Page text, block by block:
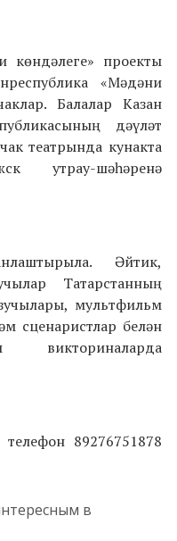
проекты
«Мәдәни
Балалар Казан
дәүләт
театрында кунакта
утрау-шәһәренә
Әйтик,
Татарстанның
мультфильм
сценаристлар белән
викториналарда
89276751878
в